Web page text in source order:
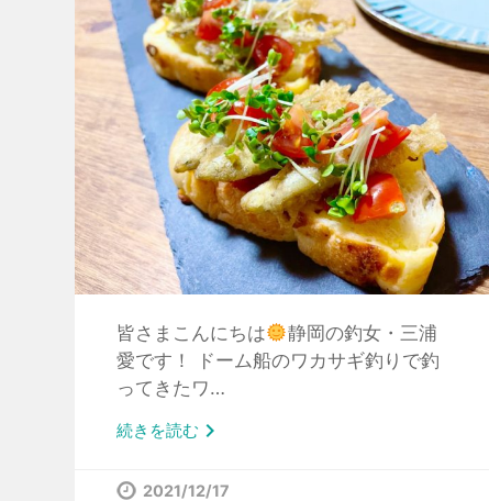
皆さまこんにちは
静岡の釣女・三浦
愛です！ ドーム船のワカサギ釣りで釣
ってきたワ…
続きを読む
2021/12/17